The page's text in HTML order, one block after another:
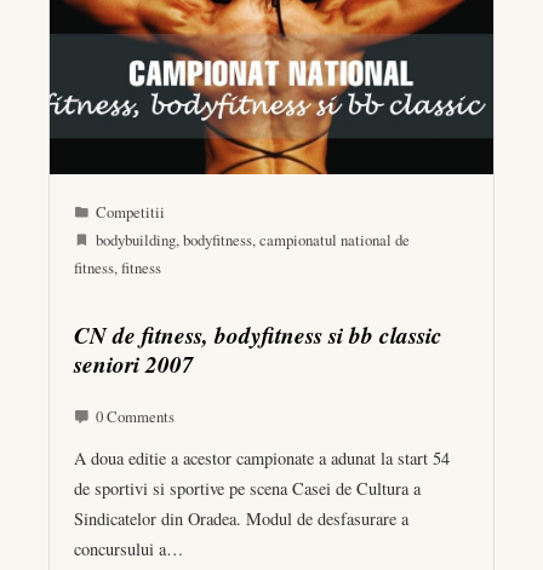
Competitii
bodybuilding,bodyfitness,campionatul national de
fitness,fitness
CN de fitness, bodyfitness si bb classic
seniori 2007
0 Comments
A doua editie a acestor campionate a adunat la start 54
de sportivi si sportive pe scena Casei de Cultura a
Sindicatelor din Oradea. Modul de desfasurare a
concursului a…